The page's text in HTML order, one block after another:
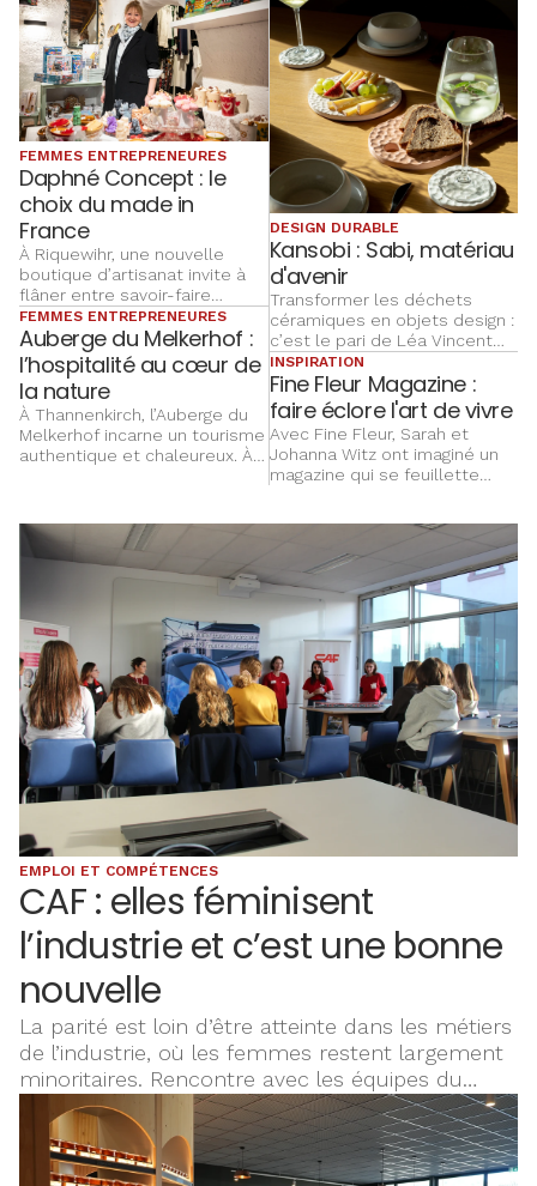
FEMMES ENTREPRENEURES
Daphné Concept : le
choix du made in
France
À Riquewihr, une nouvelle
boutique d’artisanat invite à
flâner entre savoir-faire
français et créations
originales. Avec Daphné
Concept, Nathalie Burget
imagine un lieu chaleureux où
chaque objet raconte une
histoire et où le made in
France se découvre au fil de
ses coups de coeur.
FEMMES ENTREPRENEURES
Auberge du Melkerhof :
l’hospitalité au cœur de
la nature
À Thannenkirch, l’Auberge du
Melkerhof incarne un tourisme
authentique et chaleureux. À
années, entre nature,
convivialité et projets d’avenir.
DESIGN DURABLE
Kansobi : Sabi, matériau
d'avenir
Transformer les déchets
céramiques en objets design :
c’est le pari de Léa Vincent
qui trace une nouvelle voie
entre innovation, design et
économie circulaire.
INSPIRATION
Fine Fleur Magazine :
faire éclore l'art de vivre
Avec Fine Fleur, Sarah et
Johanna Witz ont imaginé un
magazine qui se feuillette
fleur inspire décoration,
cuisine et art de vivre.
EMPLOI ET COMPÉTENCES
CAF : elles féminisent
l’industrie et c’est une bonne
nouvelle
La parité est loin d’être atteinte dans les métiers
de l’industrie, où les femmes restent largement
minoritaires. Rencontre avec les équipes du
groupe CAF qui font bouger les lignes.